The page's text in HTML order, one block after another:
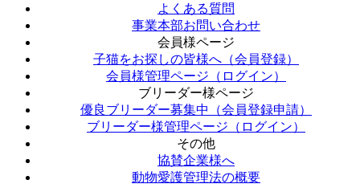
よくある質問
事業本部お問い合わせ
会員様ページ
子猫をお探しの皆様へ（会員登録）
会員様管理ページ（ログイン）
ブリーダー様ページ
優良ブリーダー募集中（会員登録申請）
ブリーダー様管理ページ（ログイン）
その他
協賛企業様へ
動物愛護管理法の概要